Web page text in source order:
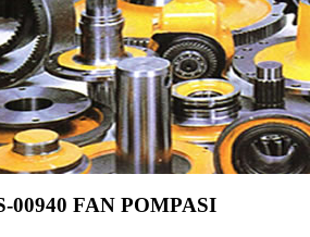
00940 FAN POMPASI